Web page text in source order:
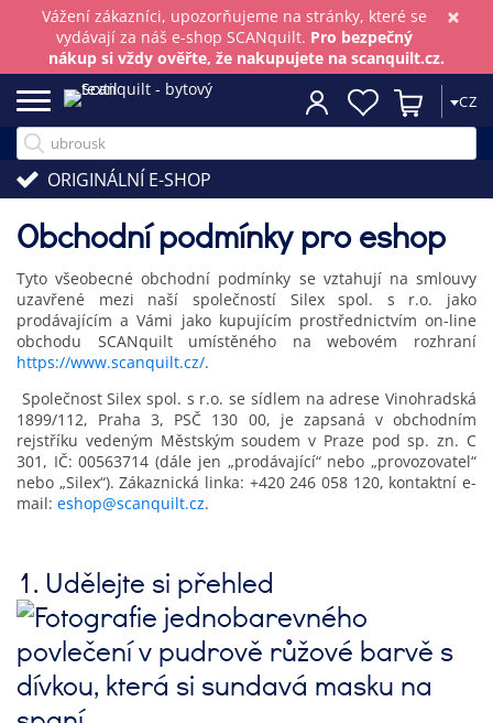
×
Vážení zákazníci, upozorňujeme na stránky, které se
vydávají za náš e-shop SCANquilt. Pro bezpečný
nákup si vždy ověřte, že nakupujete na scanquilt.cz.
CZ
ORIGINÁLNÍ E-SHOP
Obchodní podmínky pro eshop
Tyto všeobecné obchodní podmínky se vztahují na smlouvy
uzavřené mezi naší společností Silex spol. s r.o. jako
prodávajícím a Vámi jako kupujícím prostřednictvím on-line
obchodu SCANquilt umístěného na webovém rozhraní
https://www.scanquilt.cz/.
Společnost Silex spol. s r.o. se sídlem na adrese Vinohradská
1899/112, Praha 3, PSČ 130 00, je zapsaná v obchodním
rejstříku vedeným Městským soudem v Praze pod sp. zn. C
301, IČ: 00563714 (dále jen „prodávající“ nebo „provozovatel“
nebo „Silex“). Zákaznická linka: +420 246 058 120, kontaktní e-
mail: eshop@scanquilt.cz.
1. Udělejte si přehled